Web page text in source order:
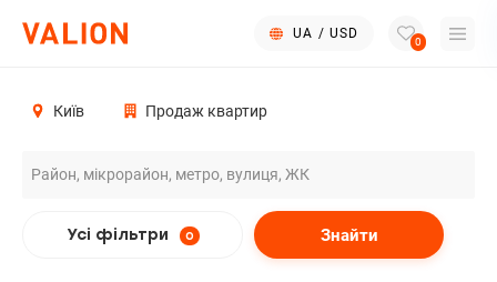
UA / USD
0
Київ Продаж квартир
Усі фільтри 0 Знайти